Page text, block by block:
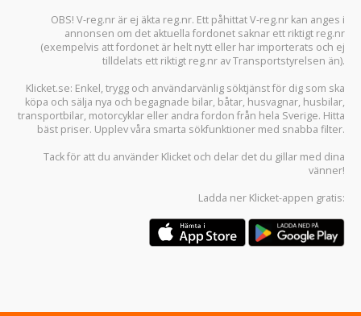
OBS! V-reg.nr är ej äkta reg.nr. Ett påhittat V-reg.nr kan anges i
annonsen om det aktuella fordonet saknar ett riktigt reg.nr
(exempelvis att fordonet är helt nytt eller har importerats och ej
tilldelats ett riktigt reg.nr av Transportstyrelsen än).
Klicket.se: Enkel, trygg och användarvänlig söktjänst för dig som ska
köpa och sälja nya och begagnade bilar, båtar, husvagnar, husbilar,
transportbilar, motorcyklar eller andra fordon från hela Sverige. Hitta
bäst priser. Upplev våra smarta sökfunktioner med snabba filter.
Tack för att du använder Klicket och delar det du gillar med dina
vänner!
Ladda ner Klicket-appen gratis: